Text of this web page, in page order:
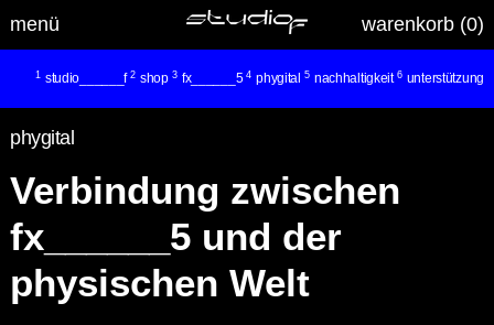
menü warenkorb (0)
1 studio______f 2 shop 3 fx______5 4 phygital 5 nachhaltigkeit 6 unterstützung
phygital
Verbindung zwischen
fx______5 und der
physischen Welt